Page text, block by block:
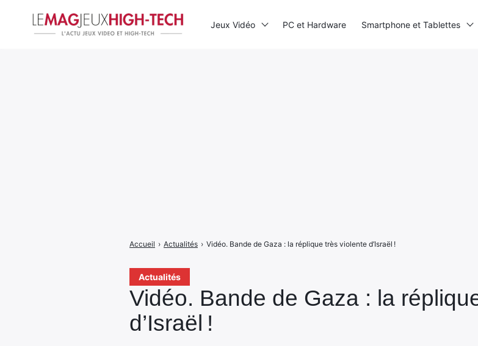
Actualités
Vidéo. Bande de Gaza : la
d’Israël !
Accueil › Actualités › Vidéo. Bande de Gaza : la réplique très violente d’Israël !
Jeux Vidéo PC et Hardware Smartphone et Tablettes